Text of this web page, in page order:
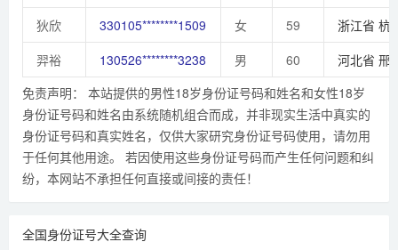
狄欣 330105********1509 女 59 浙江省 杭
羿裕
130526********3238 男 60 河北省 邢
免责声明： 本站提供的男性18岁身份证号码和姓名和女性18岁
身份证号码和姓名由系统随机组合而成，并非现实生活中真实的
身份证号码和真实姓名，仅供大家研究身份证号码使用，请勿用
于任何其他用途。 若因使用这些身份证号码而产生任何问题和纠
纷，本网站不承担任何直接或间接的责任！
全国身份证号大全查询